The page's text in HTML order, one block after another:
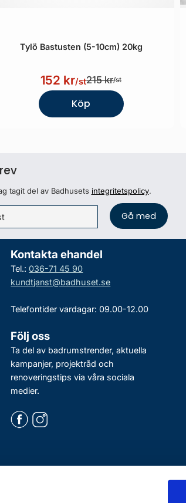
Tylö Bastusten (5-10cm) 20kg
152 kr/st215 kr/st
Köp
tagit del av Badhusets integritetspolicy.
Kontakta ehandel
Tel.: 036-71 45 90
kundtjanst@badhuset.se
Telefontider vardagar: 09.00-12.00
Följ oss
Ta del av badrumstrender, aktuella
kampanjer, projektråd och
renoveringstips via våra sociala
medier.